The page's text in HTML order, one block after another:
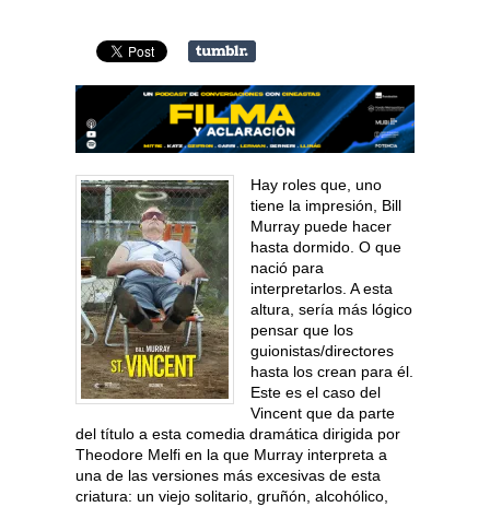
Hay roles que, uno
tiene la impresión, Bill
Murray puede hacer
hasta dormido. O que
nació para
interpretarlos. A esta
altura, sería más lógico
pensar que los
guionistas/directores
hasta los crean para él.
Este es el caso del
Vincent que da parte
del título a esta comedia dramática dirigida por
Theodore Melfi en la que Murray interpreta a
una de las versiones más excesivas de esta
criatura: un viejo solitario, gruñón, alcohólico,